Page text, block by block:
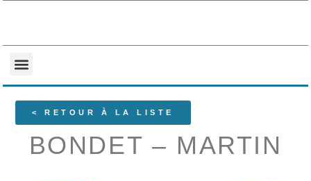
< RETOUR À LA LISTE
BONDET – MARTIN